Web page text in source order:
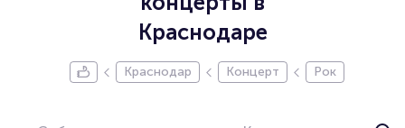
Краснодаре
Краснодар Концерт Рок